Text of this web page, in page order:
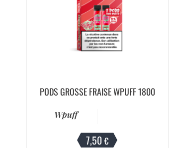
PODS GROSSE FRAISE WPUFF 1800
Wpuff
7,50€